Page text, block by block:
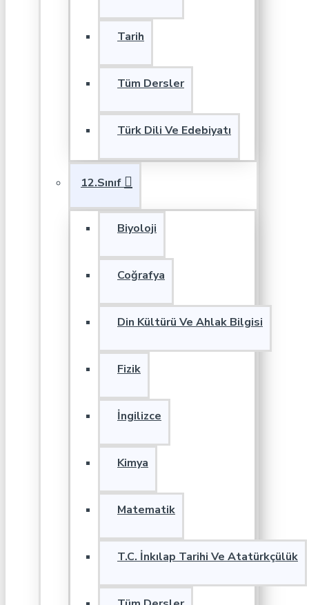
Tarih
Tüm Dersler
Türk Dili Ve Edebiyatı
12.Sınıf
Biyoloji
Coğrafya
Din Kültürü Ve Ahlak Bilgisi
Fizik
İngilizce
Kimya
Matematik
T.C. İnkılap Tarihi Ve Atatürkçülük